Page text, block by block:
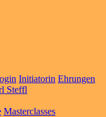
Initiatorin Ehrungen
Steffl
Masterclasses